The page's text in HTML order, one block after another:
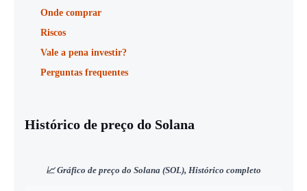
Onde comprar
Riscos
Vale a pena investir?
Perguntas frequentes
Histórico de preço do Solana
📈 Gráfico de preço do Solana (SOL), Histórico completo